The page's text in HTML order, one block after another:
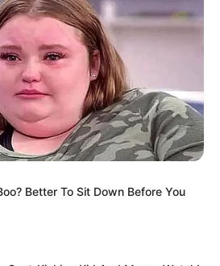
de non-partant le pronostic est
15 minutes avant la course
prono n’hésitez pas à utiliser
Spotou bien notrelogiciel-Turf
gratuits.
Better To Sit Down Before You